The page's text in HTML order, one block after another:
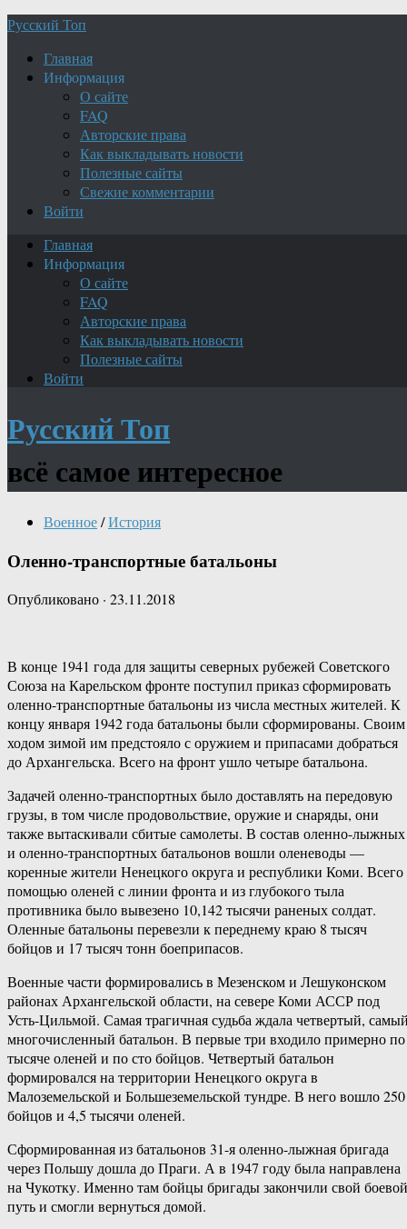
Русский Топ
Главная
Информация
О сайте
FAQ
Авторские права
Как выкладывать новости
Полезные сайты
Свежие комментарии
Войти
Главная
Информация
О сайте
FAQ
Авторские права
Как выкладывать новости
Полезные сайты
Войти
Русский Топ
всё самое интересное
Военное/История
Оленно-транспортные батальоны
Опубликовано · 23.11.2018
В конце 1941 года для защиты северных рубежей Советского
Союза на Карельском фронте поступил приказ сформировать
оленно-транспортные батальоны из числа местных жителей. К
концу января 1942 года батальоны были сформированы. Своим
ходом зимой им предстояло с оружием и припасами добраться
до Архангельска. Всего на фронт ушло четыре батальона.
Задачей оленно-транспортных было доставлять на передовую
грузы, в том числе продовольствие, оружие и снаряды, они
также вытаскивали сбитые самолеты. В состав оленно-лыжных
и оленно-транспортных батальонов вошли оленеводы —
коренные жители Ненецкого округа и республики Коми. Всего
помощью оленей с линии фронта и из глубокого тыла
противника было вывезено 10,142 тысячи раненых солдат.
Оленные батальоны перевезли к переднему краю 8 тысяч
бойцов и 17 тысяч тонн боеприпасов.
Военные части формировались в Мезенском и Лешуконском
районах Архангельской области, на севере Коми АССР под
Усть-Цильмой. Самая трагичная судьба ждала четвертый,
многочисленный батальон. В первые три входило примерно по
тысяче оленей и по сто бойцов. Четвертый батальон
формировался на территории Ненецкого округа в
Малоземельской и Большеземельской тундре. В него вошло 250
бойцов и 4,5 тысячи оленей.
Сформированная из батальонов 31-я оленно-лыжная бригада
через Польшу дошла до Праги. А в 1947 году была направлена
на Чукотку. Именно там бойцы бригады закончили свой боевой
путь и смогли вернуться домой.